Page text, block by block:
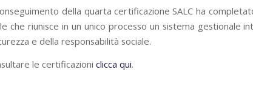
della quarta certificazione SALC ha
che riunisce in un unico processo un sistema gestionale
e della responsabilità sociale.
le certificazioni clicca qui.